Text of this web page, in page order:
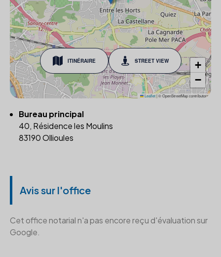
ITINÉRAIRE STREET VIEW
+
−
Leaflet|© OpenStreetMap contributors
Bureau principal
40, Résidence les Moulins
83190 Ollioules
Avis sur l'office
Cet office notarial n'a pas encore reçu d'évaluation sur
Google.